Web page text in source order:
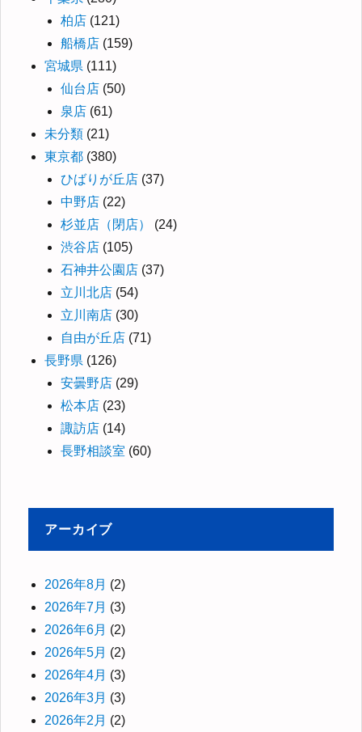
柏店 (121)
船橋店 (159)
宮城県 (111)
仙台店 (50)
泉店 (61)
未分類 (21)
東京都 (380)
ひばりが丘店 (37)
中野店 (22)
杉並店（閉店）
(24)
渋谷店 (105)
石神井公園店 (37)
立川北店 (54)
立川南店 (30)
自由が丘店 (71)
長野県 (126)
安曇野店 (29)
松本店 (23)
諏訪店 (14)
長野相談室 (60)
アーカイブ
2026年8月 (2)
2026年7月 (3)
2026年6月 (2)
2026年5月 (2)
2026年4月 (3)
2026年3月 (3)
2026年2月 (2)